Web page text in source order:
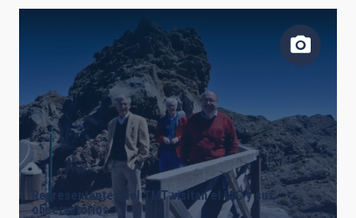
Representantes del TMT visitan el IAC y sus
observatorios